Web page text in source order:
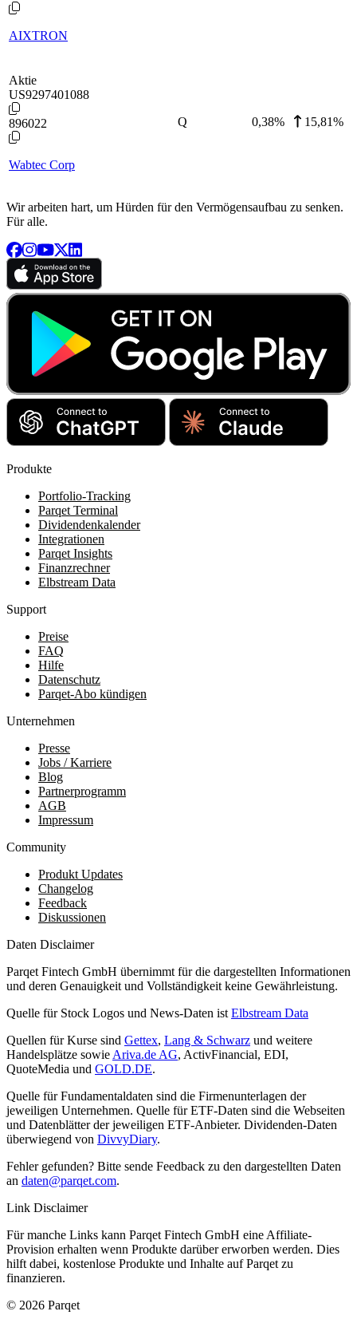
AIXTRON
Aktie
US9297401088
896022
Wabtec Corp
Q 0,38% 15,81%
Wir arbeiten hart, um Hürden für den Vermögensaufbau zu senken.
Für alle.
Produkte
Portfolio-Tracking
Parqet Terminal
Dividendenkalender
Integrationen
Parqet Insights
Finanzrechner
Elbstream Data
Support
Preise
FAQ
Hilfe
Datenschutz
Parqet-Abo kündigen
Unternehmen
Presse
Jobs / Karriere
Blog
Partnerprogramm
AGB
Impressum
Community
Produkt Updates
Changelog
Feedback
Diskussionen
Daten Disclaimer
Parqet Fintech GmbH übernimmt für die dargestellten Informationen
und deren Genauigkeit und Vollständigkeit keine Gewährleistung.
Quelle für Stock Logos und News-Daten istElbstream Data
Quellen für Kurse sind Gettex, Lang & Schwarz und weitere
Handelsplätze sowieAriva.de AG, ActivFinancial, EDI,
QuoteMedia und GOLD.DE.
Quelle für Fundamentaldaten sind die Firmenunterlagen der
jeweiligen Unternehmen. Quelle für ETF-Daten sind die Webseiten
und Datenblätter der jeweiligen ETF-Anbieter. Dividenden-Daten
überwiegend von DivvyDiary.
Fehler gefunden? Bitte sende Feedback zu den dargestellten Daten
an daten@parqet.com.
Link Disclaimer
Für manche Links kann Parqet Fintech GmbH eine Affiliate-
Provision erhalten wenn Produkte darüber erworben werden. Dies
hilft dabei, kostenlose Produkte und Inhalte auf Parqet zu
finanzieren.
© 2026 Parqet